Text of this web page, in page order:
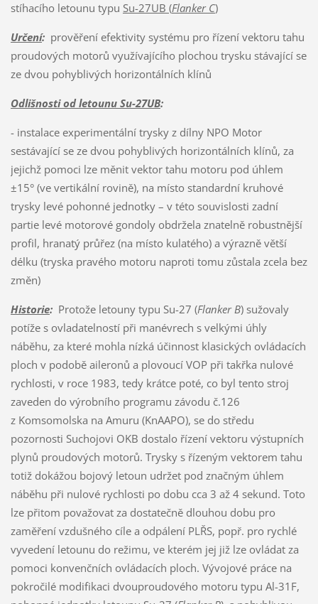
stíhacího letounu typu Su-27UB (Flanker C)
Určení:prověření efektivity systému pro řízení vektoru tahu
proudových motorů využívajícího plochou trysku stávající se
ze dvou pohyblivých horizontálních klínů
Odlišnosti od letounu Su-27UB:
- instalace experimentální trysky z dílny NPO Motor
sestávající se ze dvou pohyblivých horizontálních klínů, za
jejichž pomoci lze měnit vektor tahu motoru pod úhlem
±15° (ve vertikální rovině), na místo standardní kruhové
trysky levé pohonné jednotky – v této souvislosti zadní
partie levé motorové gondoly obdržela znatelně robustnější
profil, hranatý průřez (na místo kulatého) a výrazně větší
délku (tryska pravého motoru naproti tomu zůstala zcela bez
změn)
Historie:Protože letouny typu Su-27 (Flanker B) sužovaly
potíže s ovladatelností při manévrech s velkými úhly
náběhu, za které mohla nízká účinnost klasických ovládacích
ploch v podobě aileronů a plovoucí VOP při takřka nulové
rychlosti, v roce 1983, tedy krátce poté, co byl tento stroj
zaveden do výrobního programu závodu č.126
z Komsomolska na Amuru (KnAAPO), se do středu
pozornosti Suchojovi OKB dostalo řízení vektoru výstupních
plynů proudových motorů. Trysky s řízeným vektorem tahu
totiž dokážou bojový letoun udržet pod značným úhlem
náběhu při nulové rychlosti po dobu cca 3 až 4 sekund. Toto
lze přitom považovat za dostatečně dlouhou dobu pro
zaměření vzdušného cíle a odpálení PLŘS, popř. pro rychlé
vyvedení letounu do režimu, ve kterém jej již lze ovládat za
pomoci konvenčních ovládacích ploch. Vývojové práce na
pokročilé modifikaci dvouproudového motoru typu Al-31F,